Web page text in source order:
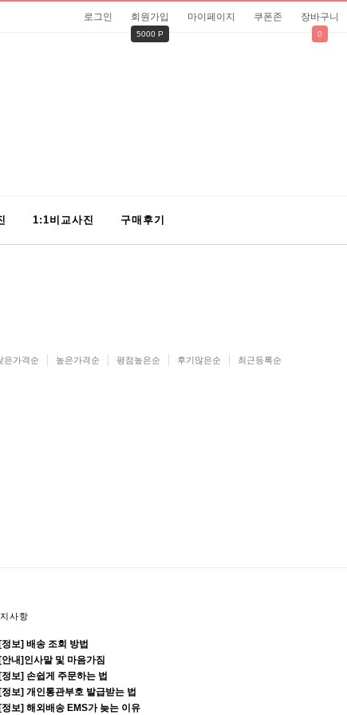
로그인 회원가입
5000 P
마이페이지 쿠폰존 장바구니
0
1:1비교사진 구매후기
은가격순 높은가격순 평점높은순 후기많은순 최근등록순
사항
[정보] 배송 조회 방법
[안내]인사말 및 마음가짐
[정보] 손쉽게 주문하는 법
[정보] 개인통관부호 발급받는 법
[정보] 해외배송 EMS가 늦는 이유